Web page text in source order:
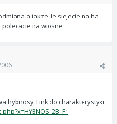
a takze ile siejecie na ha
polecacie na wiosne
hybnosy. Link do charakterystyki